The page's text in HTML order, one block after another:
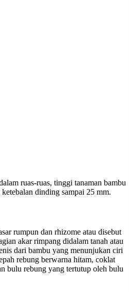
ruas-ruas, tinggi tanaman bambu
dinding sampai 25 mm.
rumpun dan rhizome atau disebut
akar rimpang didalam tanah atau
dari bambu yang menunjukan ciri
rebung berwarna hitam, coklat
bulu rebung yang tertutup oleh bulu